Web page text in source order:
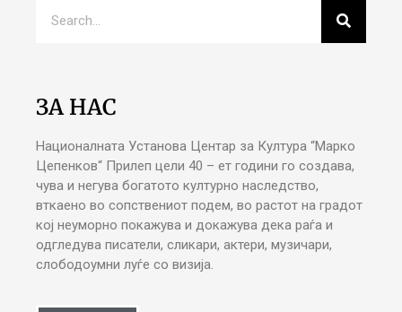
ЗА НАС
Националната Установа Центар за Култура “Марко
Цепенков“ Прилеп цели 40 – ет години го создава,
чува и негува богатото културно наследство,
вткаено во сопствениот подем, во растот на градот
кој неуморно покажува и докажува дека раѓа и
одгледува писатели, сликари, актери, музичари,
слободоумни луѓе со визија.